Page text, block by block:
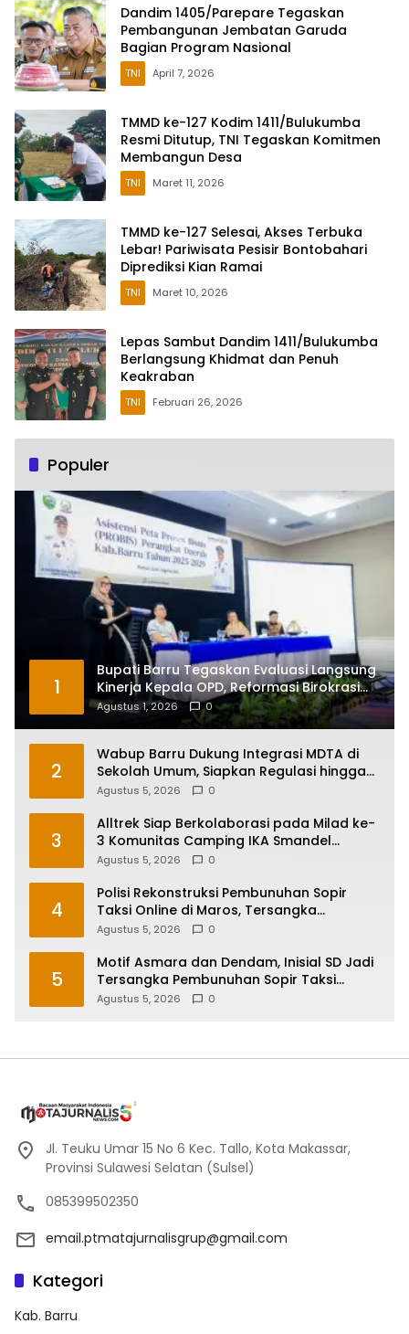
Dandim 1405/Parepare Tegaskan
Pembangunan Jembatan Garuda
Bagian Program Nasional
TNI April 7, 2026
TMMD ke-127 Kodim 1411/Bulukumba
Resmi Ditutup, TNI Tegaskan Komitmen
Membangun Desa
TNI Maret 11, 2026
TMMD ke-127 Selesai, Akses Terbuka
Lebar! Pariwisata Pesisir Bontobahari
Diprediksi Kian Ramai
TNI Maret 10, 2026
Lepas Sambut Dandim 1411/Bulukumba
Berlangsung Khidmat dan Penuh
Keakraban
TNI Februari 26, 2026
Populer
1
Bupati Barru Tegaskan Evaluasi Langsung
Kinerja Kepala OPD, Reformasi Birokrasi
Jadi Prioritas
Agustus 1, 2026 0
2
Wabup Barru Dukung Integrasi MDTA di
Sekolah Umum, Siapkan Regulasi hingga
Tim Khusus
Agustus 5, 2026 0
3
Alltrek Siap Berkolaborasi pada Milad ke-
3 Komunitas Camping IKA Smandel
Makassar di Malino
Agustus 5, 2026 0
4
Polisi Rekonstruksi Pembunuhan Sopir
Taksi Online di Maros, Tersangka
Peragakan 24 Adegan
Agustus 5, 2026 0
5
Motif Asmara dan Dendam, Inisial SD Jadi
Tersangka Pembunuhan Sopir Taksi
Online di Maros
Agustus 5, 2026 0
Jl. Teuku Umar 15 No 6 Kec. Tallo, Kota Makassar,
Provinsi Sulawesi Selatan (Sulsel)
085399502350
email.ptmatajurnalisgrup@gmail.com
Kategori
Kab. Barru